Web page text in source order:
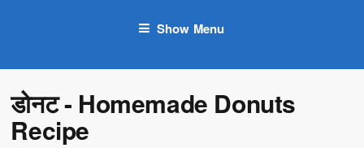
Show Menu
डोनट - Homemade Donuts
Recipe